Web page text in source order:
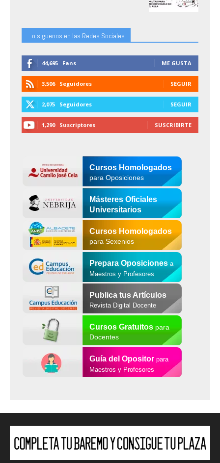
...o siguenos en las Redes Sociales
44,695 Fans ME GUSTA
3,506 Seguidores SEGUIR
2,075 Seguidores SEGUIR
1,290 Suscriptores SUSCRIBIRTE
Cursos Homologados
para Oposiciones
Másteres Oficiales
Universitarios
Cursos Homologados
para Sexenios
Prepara Oposiciones a
Maestros y Profesores
Publica tus Artículos
Revista Digital Docente
Cursos Gratuitospara
Docentes
Guía del Opositor para
Maestros y Profesores